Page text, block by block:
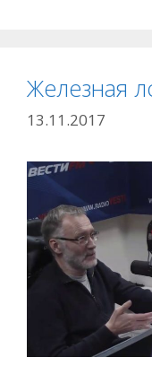
Железная
13.11.2017